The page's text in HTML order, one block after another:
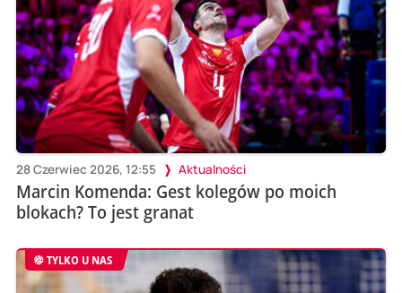
28 Czerwiec 2026, 12:55 Aktualności
Marcin Komenda: Gest kolegów po moich
blokach? To jest granat
TYLKO U NAS